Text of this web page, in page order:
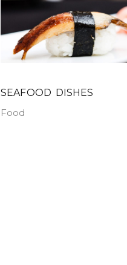
SEAFOOD DISHES
Food